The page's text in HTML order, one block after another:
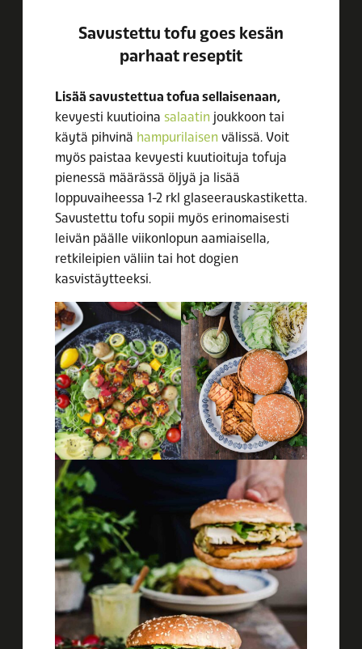
Savustettu tofu goes kesän
parhaat reseptit
Lisää savustettua tofua sellaisenaan,
kevyesti kuutioina salaatin joukkoon tai
käytä pihvinä hampurilaisen välissä. Voit
myös paistaa kevyesti kuutioituja tofuja
pienessä määrässä öljyä ja lisää
loppuvaiheessa 1-2 rkl glaseerauskastiketta.
Savustettu tofu sopii myös erinomaisesti
leivän päälle viikonlopun aamiaisella,
retkileipien väliin tai hot dogien
kasvistäytteeksi.